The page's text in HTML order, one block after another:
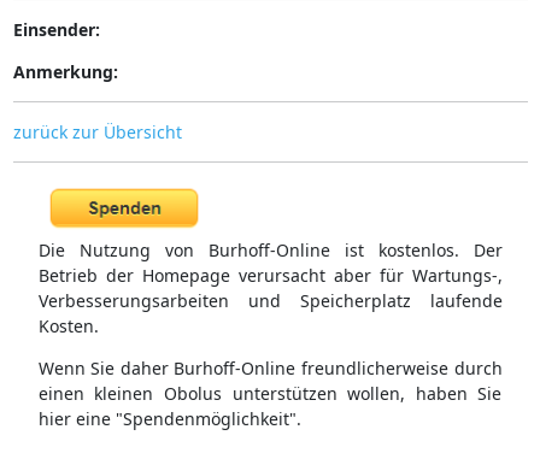
Einsender:
Anmerkung:
zurück zur Übersicht
Die Nutzung von Burhoff-Online ist kostenlos. Der
Betrieb der Homepage verursacht aber für Wartungs-,
Verbesserungsarbeiten und Speicherplatz laufende
Kosten.
Wenn Sie daher Burhoff-Online freundlicherweise durch
einen kleinen Obolus unterstützen wollen, haben Sie
hier eine "Spendenmöglichkeit".